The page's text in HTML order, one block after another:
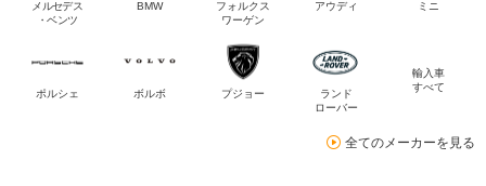
メルセデス
・ベンツ
BMW
フォルクス
ワーゲン
アウディ ミニ
ポルシェ ボルボ プジョー
ランド
ローバー
輸入車
すべて
全てのメーカーを見る